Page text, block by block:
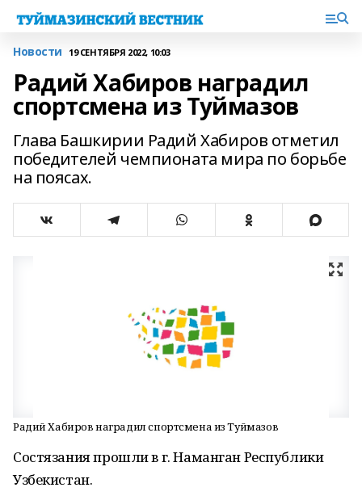
Новости 19 СЕНТЯБРЯ 2022, 10:03
Радий Хабиров наградил
спортсмена из Туймазов
Глава Башкирии Радий Хабиров отметил
победителей чемпионата мира по борьбе
на поясах.
Радий Хабиров наградил спортсмена из Туймазов
Состязания прошли в г. Наманган Республики
Узбекистан.